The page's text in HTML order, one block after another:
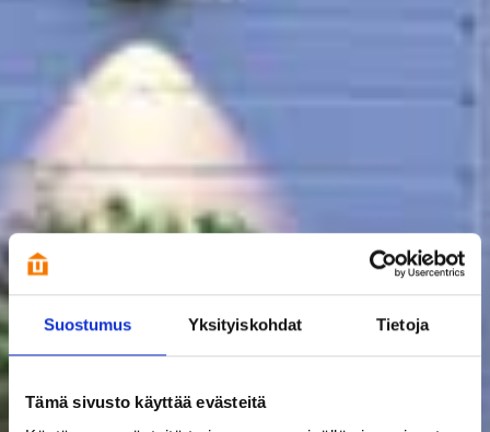
Suostumus Yksityiskohdat Tietoja
Tämä sivusto käyttää evästeitä